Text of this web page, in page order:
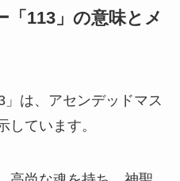
113」の意味とメ
は、アセンデッドマス
しています。